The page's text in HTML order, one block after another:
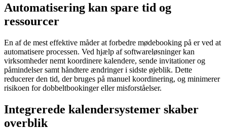
Automatisering kan spare tid og
ressourcer
En af de mest effektive måder at forbedre mødebooking på er ved at
automatisere processen. Ved hjælp af softwareløsninger kan
virksomheder nemt koordinere kalendere, sende invitationer og
påmindelser samt håndtere ændringer i sidste øjeblik. Dette
reducerer den tid, der bruges på manuel koordinering, og minimerer
risikoen for dobbeltbookinger eller misforståelser.
Integrerede kalendersystemer skaber
overblik